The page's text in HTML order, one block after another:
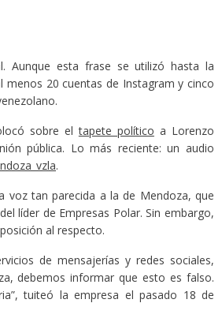
Aunque esta frase se utilizó hasta la
menos 20 cuentas de Instagram y cinco
sobre eltapete político a Lorenzo
pública. Lo más reciente: un audio
.
voz tan parecida a la de Mendoza, que
líder de Empresas Polar. Sin embargo,
al respecto.
de mensajerías y redes sociales,
debemos informar que esto es falso.
tuiteó la empresa el pasado 18 de